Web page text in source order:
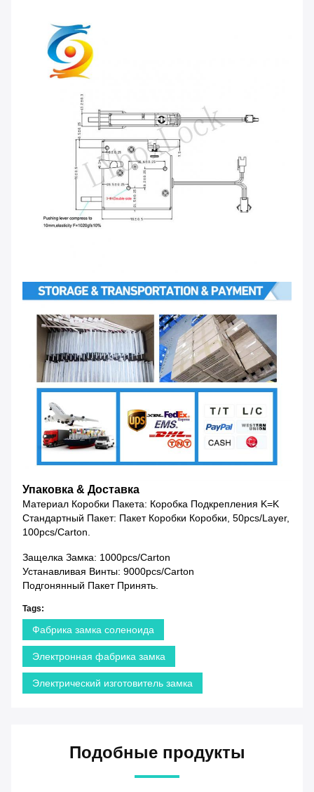
Упаковка & Доставка
Материал Коробки Пакета: Коробка Подкрепления K=K
Стандартный Пакет: Пакет Коробки Коробки, 50pcs/layer,
100pcs/carton.
Защелка Замка: 1000pcs/carton
Устанавливая Винты: 9000pcs/carton
Подгонянный Пакет Принять.
Tags:
Фабрика замка соленоида
Электронная фабрика замка
Электрический изготовитель замка
Подобные продукты